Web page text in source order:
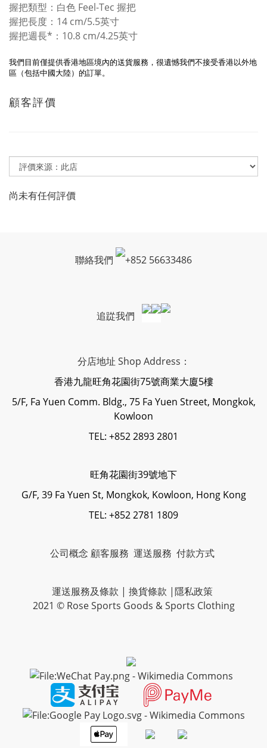
握把類型：白色 Feel-Tec 握把
握把長度：14 cm/5.5英寸
握把週長*：10.8 cm/4.25英寸
我們目前僅提供香港地區境內的送貨服務，很遺憾我們不接受香港以外地
區（包括中國大陸）的訂單。
顧客評價
尚未有任何評價
聯絡我們 +852 56633486
追踨我們
分店地址 Shop Address：
香港九龍旺角花園街75號商業大廈5樓
5/F, Fa Yuen Comm. Bldg., 75 Fa Yuen Street, Mongkok,
Kowloon
TEL: +852 2893 2801
旺角花園街39號地下
G/F, 39 Fa Yuen St, Mongkok, Kowloon, Hong Kong
TEL: +852 2781 1809
公司概念 顧客服務 運送服務 付款方式
運送服務及條款 | 換貨條款 |隱私政策
2021 © Rose Sports Goods & Sports Clothing